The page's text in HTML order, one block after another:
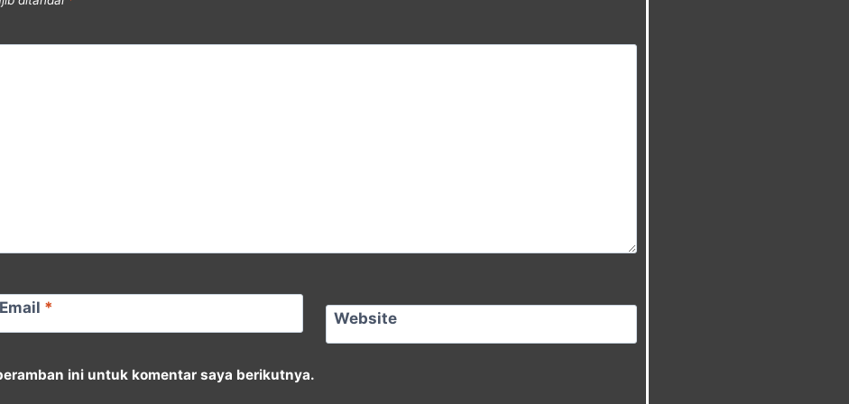
Email *
Website
ini untuk komentar saya berikutnya.